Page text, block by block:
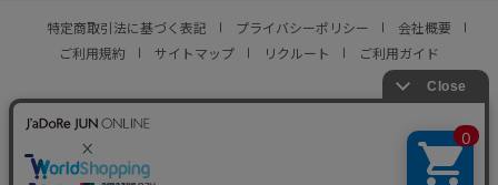
特定商取引法に基づく表記 プライバシーポリシー
会社概要
ご利用規約
サイトマップ リクルート ご利用ガイド
© JUN CO.,LTD. ALL RIGHTS RESERVED.